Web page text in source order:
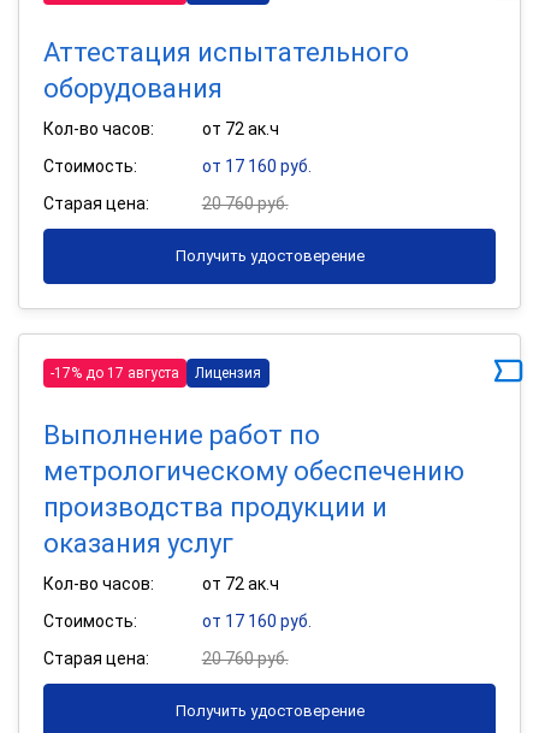
Аттестация испытательного
оборудования
Кол-во часов:
от 72 ак.ч
Стоимость:
от 17 160 руб.
Старая цена:
20 760 руб.
Получить удостоверение
-17% до 17 августа Лицензия
Выполнение работ по
метрологическому обеспечению
производства продукции и
оказания услуг
Кол-во часов:
от 72 ак.ч
Стоимость:
от 17 160 руб.
Старая цена:
20 760 руб.
Получить удостоверение